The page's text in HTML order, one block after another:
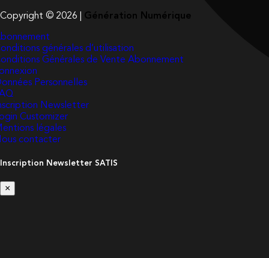
Copyright © 2026 | Génération Numérique
générales d’utilisation
Générales de Vente Abonnement
Personnelles
Newsletter
Customizer
légales
contacter
Inscription Newsletter SATIS
×